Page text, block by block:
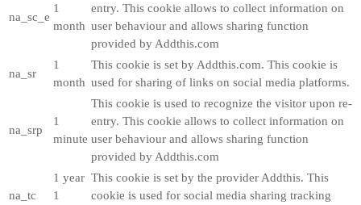
na_sc_e
1
month
entry. This cookie allows to collect information on
user behaviour and allows sharing function
provided by Addthis.com
na_sr
1
month
This cookie is set by Addthis.com. This cookie is
used for sharing of links on social media platforms.
na_srp
1
minute
This cookie is used to recognize the visitor upon re-
entry. This cookie allows to collect information on
user behaviour and allows sharing function
provided by Addthis.com
na_tc
1 year
1
This cookie is set by the provider Addthis. This
cookie is used for social media sharing tracking